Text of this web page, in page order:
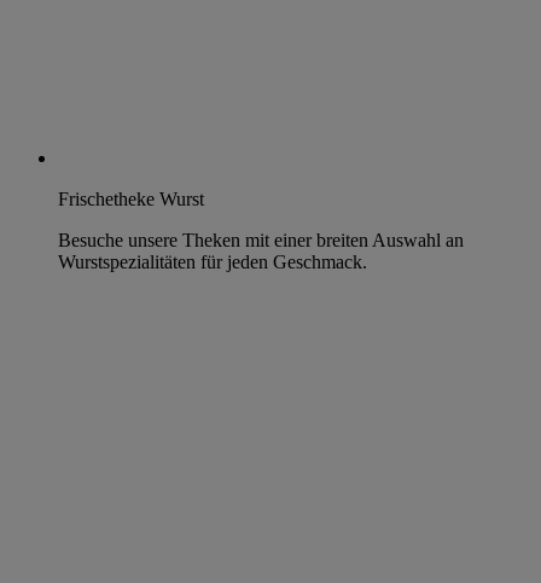
Frischetheke Wurst
Besuche unsere Theken mit einer breiten Auswahl an
Wurstspezialitäten für jeden Geschmack.